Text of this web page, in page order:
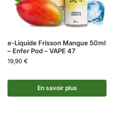
e-Liquide Frisson Mangue 50ml
– Enfer Pod – VAPE 47
19,90 €
En savoir plus